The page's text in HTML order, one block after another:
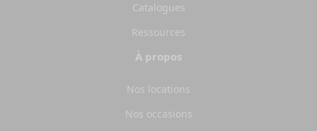
Catalogues
Ressources
À propos
Nos locations
Nos occasions